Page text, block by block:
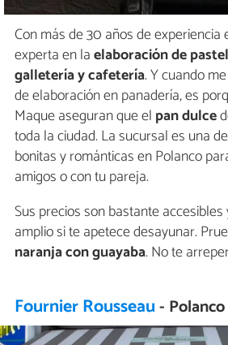
Con más de 30 años de experiencia
experta en laelaboración de
galletería y cafetería. Y cuando
de elaboración en panadería, es
Maque aseguran que el pan dulce
toda la ciudad. La sucursal es una
bonitas y románticas en Polanco
amigos o con tu pareja.
Sus precios son bastante
amplio si te apetece desayunar.
naranja con guayaba. No te
Fournier Rousseau- Polanco